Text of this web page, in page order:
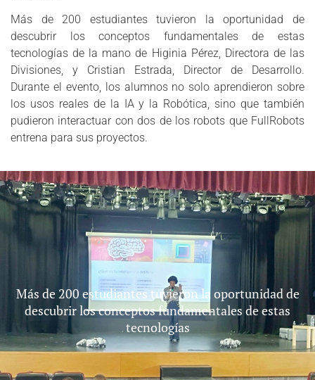
Más de 200 estudiantes tuvieron la oportunidad de
descubrir los conceptos fundamentales de estas
tecnologías de la mano de Higinia Pérez, Directora de las
Divisiones, y Cristian Estrada, Director de Desarrollo.
Durante el evento, los alumnos no solo aprendieron sobre
los usos reales de la IA y la Robótica, sino que también
pudieron interactuar con dos de los robots que FullRobots
entrena para sus proyectos.
Más de 200 estudiantes tuvieron la oportunidad de
descubrir los conceptos fundamentales de estas
tecnologías